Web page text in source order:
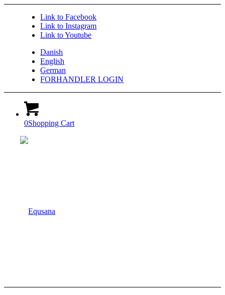
Link to Facebook
Link to Instagram
Link to Youtube
Danish
English
German
FORHANDLER LOGIN
0Shopping Cart